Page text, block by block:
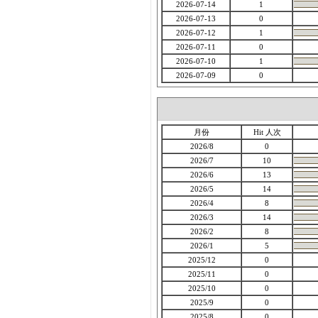
2026-07-14
1
2026-07-13
0
2026-07-12
1
2026-07-11
0
2026-07-10
1
2026-07-09
0
月份 Hit 人次
2026/8
0
2026/7
10
2026/6
13
2026/5
14
2026/4
8
2026/3
14
2026/2
8
2026/1
5
2025/12
0
2025/11
0
2025/10
0
2025/9
0